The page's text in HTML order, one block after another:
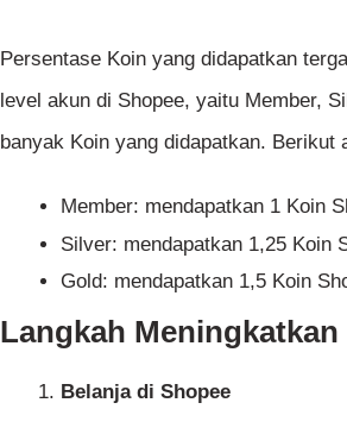
Persentase Koin yang didapatkan
level akun di Shopee, yaitu Member,
banyak Koin yang didapatkan. Berikut
Member: mendapatkan 1 Koin
Silver: mendapatkan 1,25 Koin
Gold: mendapatkan 1,5 Koin
Langkah
Belanja di Shopee